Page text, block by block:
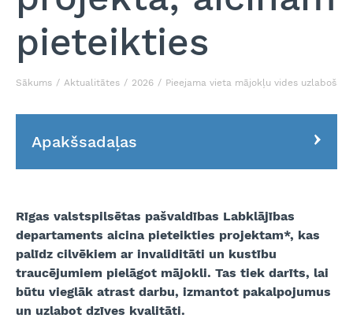
pieteikties
Sākums Aktualitātes 2026 Pieejama vieta mājokļu vides
Apakšsadaļas
Rīgas valstspilsētas pašvaldības Labklājības
departaments aicina pieteikties projektam*, kas
palīdz cilvēkiem ar invaliditāti un kustību
traucējumiem pielāgot mājokli. Tas tiek darīts, lai
būtu vieglāk atrast darbu, izmantot pakalpojumus
un uzlabot dzīves kvalitāti.